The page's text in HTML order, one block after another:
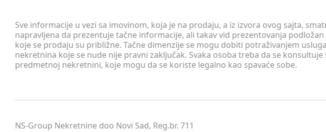
Sve informacije u vezi sa imovinom, koja je na prodaju, a iz izvora ovog sajta,
napravljena da prezentuje tačne informacije, ali takav vid prezentovanja
koje se prodaju su približne. Tačne dimenzije se mogu dobiti potraživanjem
nekretnina koje se nude nije pravni zaključak. Svaka osoba treba da se
predmetnoj nekretnini, koje mogu da se koriste legalno kao spavaće sobe.
NS-Group Nekretnine doo Novi Sad, Reg.br. 711